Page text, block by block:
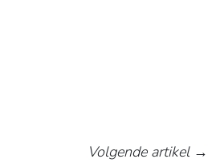
Volgende artikel→